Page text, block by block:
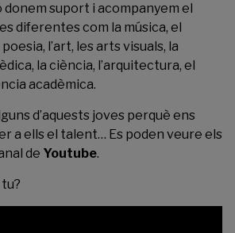
donem suport i acompanyem el
diferentes com la música, el
l’art, les arts visuals, la
la ciència, l’arquitectura, el
acadèmica.
d’aquests joves perquè ens
a ells el talent… Es poden veure els
de Youtube.